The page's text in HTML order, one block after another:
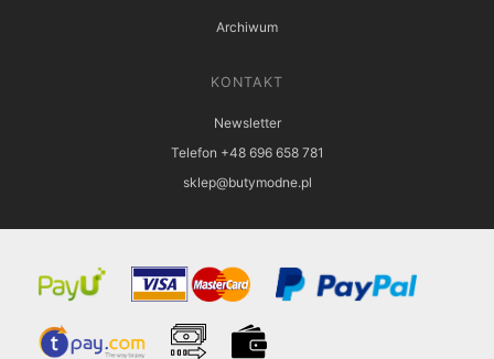
Archiwum
KONTAKT
Newsletter
Telefon +48 696 658 781
sklep@butymodne.pl